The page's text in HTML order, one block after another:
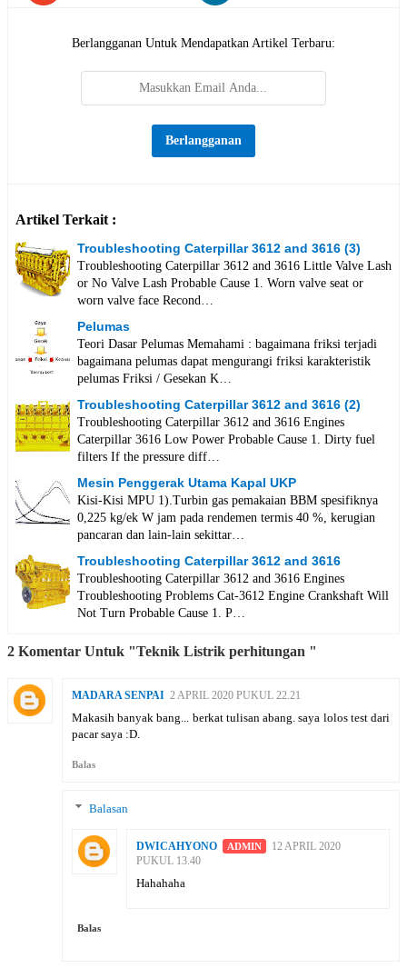
Berlangganan Untuk Mendapatkan Artikel Terbaru:
Artikel Terkait :
Troubleshooting Caterpillar 3612 and 3616 (3)
Troubleshooting Caterpillar 3612 and 3616 Little Valve Lash
or No Valve Lash Probable Cause 1. Worn valve seat or
worn valve face Recond…
Pelumas
Teori Dasar Pelumas Memahami : bagaimana friksi terjadi
bagaimana pelumas dapat mengurangi friksi karakteristik
pelumas Friksi / Gesekan K…
Troubleshooting Caterpillar 3612 and 3616 (2)
Troubleshooting Caterpillar 3612 and 3616 Engines
Caterpillar 3616 Low Power Probable Cause 1. Dirty fuel
filters If the pressure diff…
Mesin Penggerak Utama Kapal UKP
Kisi-Kisi MPU 1).Turbin gas pemakaian BBM spesifiknya
0,225 kg/ek W jam pada rendemen termis 40 %, kerugian
pancaran dan lain-lain sekittar…
Troubleshooting Caterpillar 3612 and 3616
Troubleshooting Caterpillar 3612 and 3616 Engines
Troubleshooting Problems Cat-3612 Engine Crankshaft Will
Not Turn Probable Cause 1. P…
2 Komentar Untuk "Teknik Listrik perhitungan "
MADARA SENPAI 2 APRIL 2020 PUKUL 22.21
Makasih banyak bang... berkat tulisan abang. saya lolos test dari
pacar saya :D.
Balas
Balasan
DWICAHYONO
12 APRIL 2020
PUKUL 13.40
Hahahaha
Balas